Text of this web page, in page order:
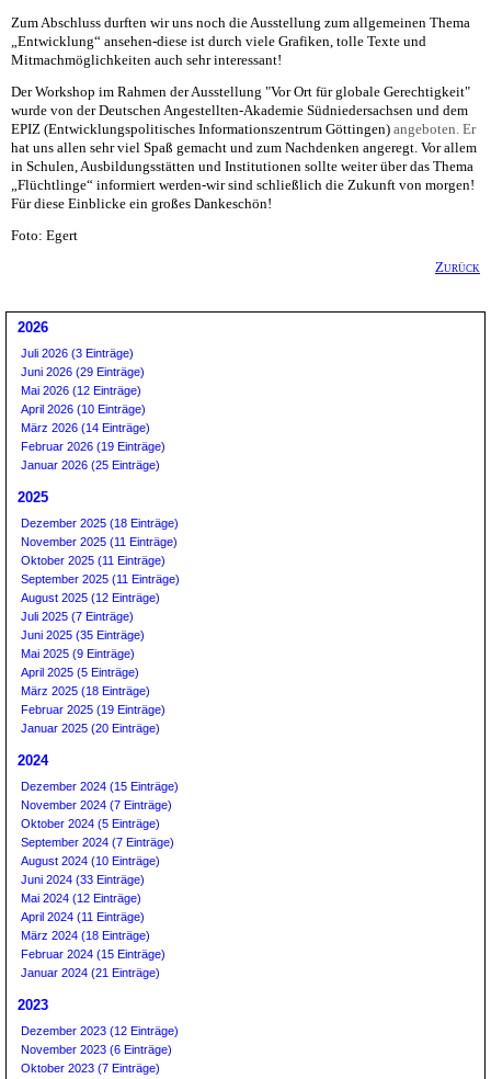
Zum Abschluss durften wir uns noch die Ausstellung zum allgemeinen Thema
„Entwicklung“ ansehen-diese ist durch viele Grafiken, tolle Texte und
Mitmachmöglichkeiten auch sehr interessant!
Der Workshop im Rahmen der Ausstellung "Vor Ort für globale Gerechtigkeit"
wurde von der Deutschen Angestellten-Akademie Südniedersachsen und dem
EPIZ (Entwicklungspolitisches Informationszentrum Göttingen) angeboten. Er
hat uns allen sehr viel Spaß gemacht und zum Nachdenken angeregt. Vor allem
in Schulen, Ausbildungsstätten und Institutionen sollte weiter über das Thema
„Flüchtlinge“ informiert werden-wir sind schließlich die Zukunft von morgen!
Für diese Einblicke ein großes Dankeschön!
Foto: Egert
Zurück
2026
Juli 2026 (3 Einträge)
Juni 2026 (29 Einträge)
Mai 2026 (12 Einträge)
April 2026 (10 Einträge)
März 2026 (14 Einträge)
Februar 2026 (19 Einträge)
Januar 2026 (25 Einträge)
2025
Dezember 2025 (18 Einträge)
November 2025 (11 Einträge)
Oktober 2025 (11 Einträge)
September 2025 (11 Einträge)
August 2025 (12 Einträge)
Juli 2025 (7 Einträge)
Juni 2025 (35 Einträge)
Mai 2025 (9 Einträge)
April 2025 (5 Einträge)
März 2025 (18 Einträge)
Februar 2025 (19 Einträge)
Januar 2025 (20 Einträge)
2024
Dezember 2024 (15 Einträge)
November 2024 (7 Einträge)
Oktober 2024 (5 Einträge)
September 2024 (7 Einträge)
August 2024 (10 Einträge)
Juni 2024 (33 Einträge)
Mai 2024 (12 Einträge)
April 2024 (11 Einträge)
März 2024 (18 Einträge)
Februar 2024 (15 Einträge)
Januar 2024 (21 Einträge)
2023
Dezember 2023 (12 Einträge)
November 2023 (6 Einträge)
Oktober 2023 (7 Einträge)